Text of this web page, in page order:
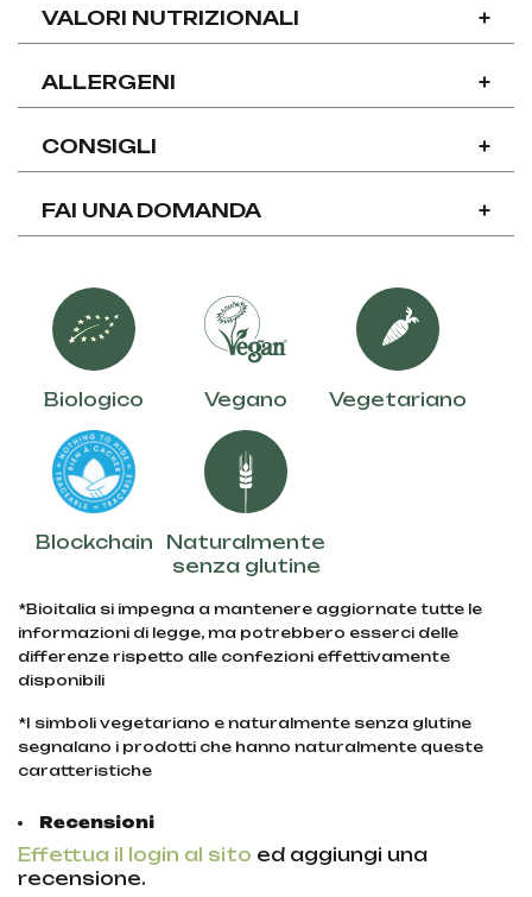
VALORI NUTRIZIONALI +
ALLERGENI +
CONSIGLI +
FAI UNA DOMANDA +
Biologico Vegano Vegetariano
Blockchain
Naturalmente
senza glutine
*Bioitalia si impegna a mantenere aggiornate tutte le
informazioni di legge, ma potrebbero esserci delle
differenze rispetto alle confezioni effettivamente
disponibili
*I simboli vegetariano e naturalmente senza glutine
segnalano i prodotti che hanno naturalmente queste
caratteristiche
Recensioni
Effettua il login al sito ed aggiungi una
recensione.